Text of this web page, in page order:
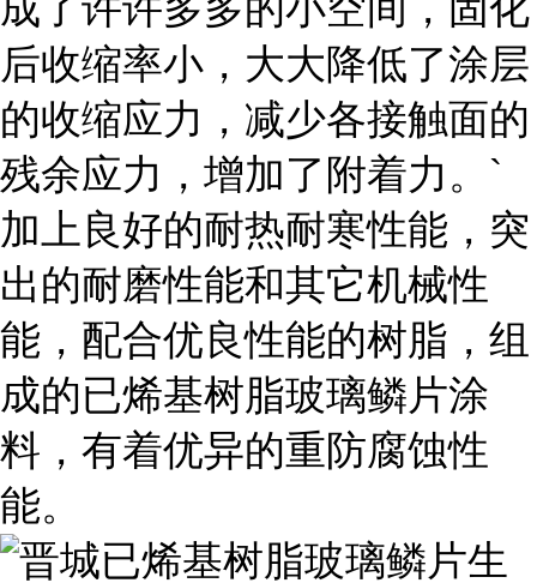
后收缩率小，大大降低了涂层
的收缩应力，减少各接触面的
残余应力，增加了附着力。`
加上良好的耐热耐寒性能，突
出的耐磨性能和其它机械性
能，配合优良性能的树脂，组
成的已烯基树脂玻璃鳞片涂
料，有着优异的重防腐蚀性
能。